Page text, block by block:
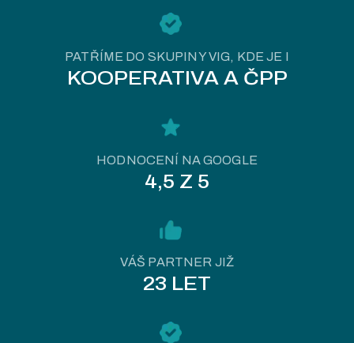
PATŘÍME DO SKUPINY VIG, KDE JE I
KOOPERATIVA A ČPP
HODNOCENÍ NA GOOGLE
4,5 Z 5
VÁŠ PARTNER JIŽ
23 LET